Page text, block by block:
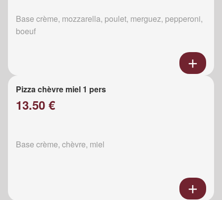
Base crème, mozzarella, poulet, merguez, pepperoni,
boeuf
Pizza chèvre miel 1 pers
13.50 €
Base crème, chèvre, miel